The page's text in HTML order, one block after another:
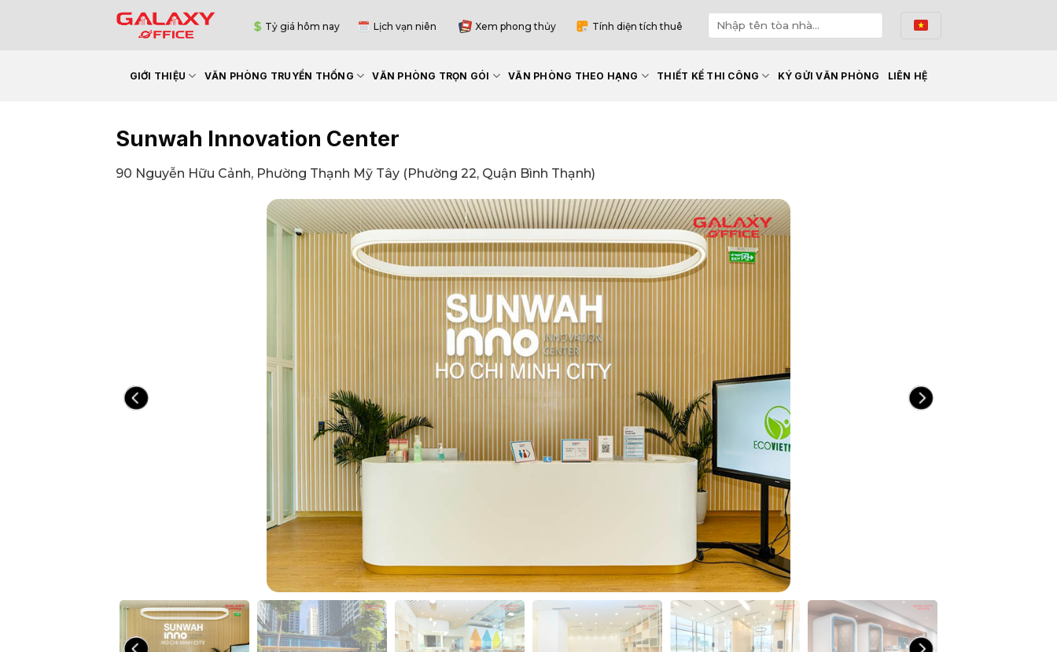
Tỷ giá hôm nay Lịch vạn niên Xem phong thủy Tính diện tích thuê
GIỚI THIỆU VĂN PHÒNG TRUYỀN THỐNG VĂN PHÒNG TRỌN GÓI VĂN PHÒNG THEO HẠNG THIẾT KẾ THI CÔNG KÝ GỬI VĂN PHÒNG LIÊN HỆ
Sunwah Innovation Center
90 Nguyễn Hữu Cảnh, Phường Thạnh Mỹ Tây (Phường 22, Quận Bình Thạnh)